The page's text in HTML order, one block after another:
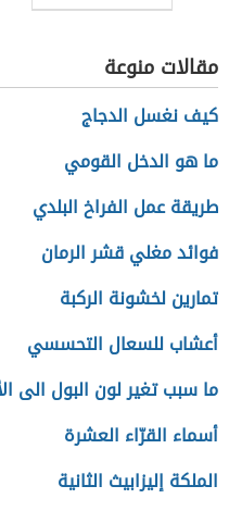
مقالات منوعة
كيف نغسل الدجاج
ما هو الدخل القومي
طريقة عمل الفراخ البلدي
فوائد مغلي قشر الرمان
تمارين لخشونة الركبة
أعشاب للسعال التحسسي
ما سبب تغير لون البول الى
أسماء القرّاء العشرة
الملكة إليزابيث الثانية